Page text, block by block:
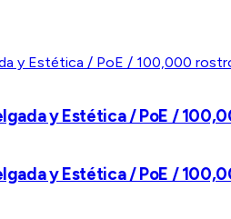
y Estética / PoE /
y Estética / PoE /